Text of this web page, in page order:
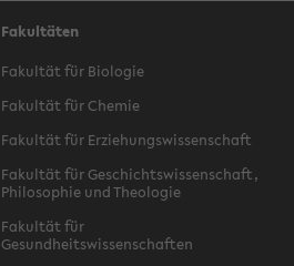
Fakultäten
Fakultät für Biologie
Fakultät für Chemie
Fakultät für Erziehungswissenschaft
Fakultät für Geschichtswissenschaft,
Philosophie und Theologie
Fakultät für
Gesundheitswissenschaften